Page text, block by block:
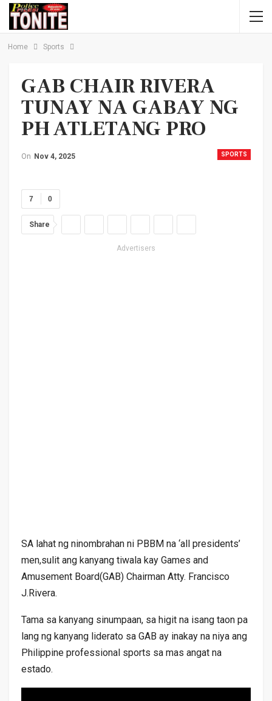
Home Sports
GAB CHAIR RIVERA
TUNAY NA GABAY NG
PH ATLETANG PRO
SPORTS
On Nov 4, 2025
0
7
Share
Advertisers
SA lahat ng ninombrahan ni PBBM na ‘all presidents’
men,sulit ang kanyang tiwala kay Games and
Amusement Board(GAB) Chairman Atty. Francisco
J.Rivera.
Tama sa kanyang sinumpaan, sa higit na isang taon pa
lang ng kanyang liderato sa GAB ay inakay na niya ang
Philippine professional sports sa mas angat na
estado.